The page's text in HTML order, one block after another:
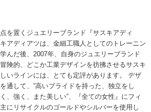
を置くジュエリーブランド『サスキアディ
アディアツは、金細工職人としてのトレーニン
んだ後、2007年、自身のジュエリーブランド
険的、どこか工業デザインを彷彿させるサスキ
いラインには、とても定評があります。 デザ
通して、”高いプライドを持った、独立をし
、強く、また美しい”、『全ての女性』にフィ
にリサイクルのゴールドやシルバーを使用し